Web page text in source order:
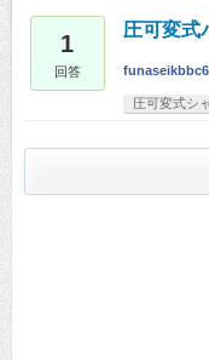
1
回答
圧可変式
圧可変式シ